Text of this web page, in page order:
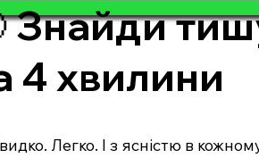
Знайди
4 хвилини
Легко. І з ясністю в